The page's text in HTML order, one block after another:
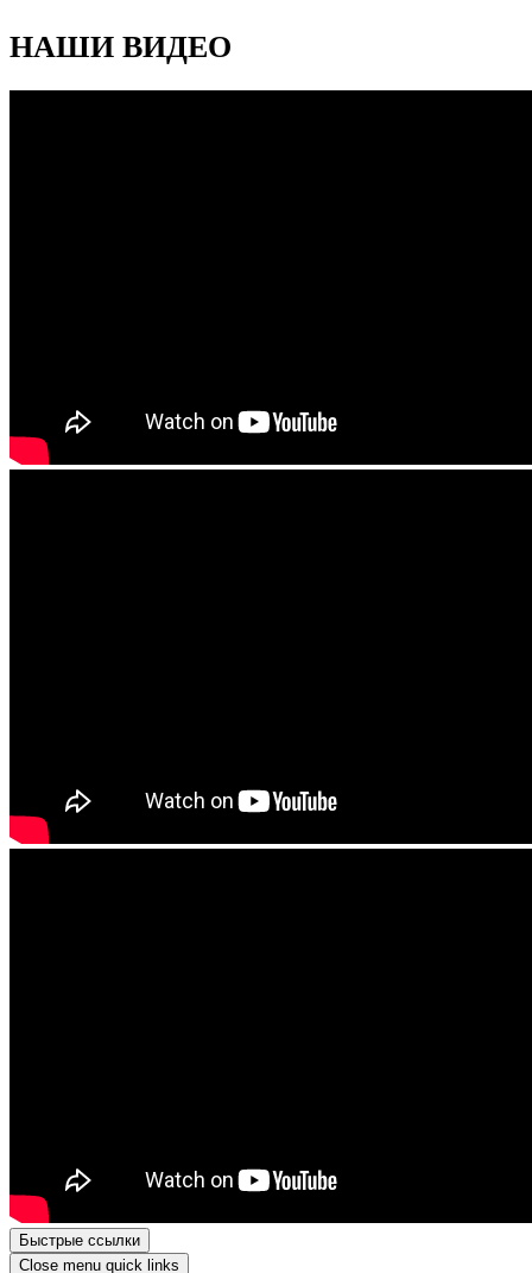
НАШИ ВИДЕО
Быстрые ссылки
Close menu quick links